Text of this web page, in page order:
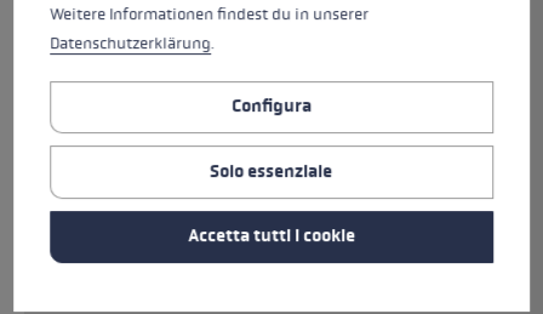
in combinazione con una membrana SOFT-
TEX® impermeabile mantiene le tue mani calde
con Ceramic Shell proteggono le mani offrendo
allo stesso tempo una superficie robusta e
un'elevata resistenza all'abrasione. Grazie agli
ora hai un grip ancora maggiore e quindi una
migliore tenuta del bastoncino rispetto al
Weitere Informationen findest du in unserer
Datenschutzerklärung.
Configura
Solo essenziale
Accetta tutti i cookie